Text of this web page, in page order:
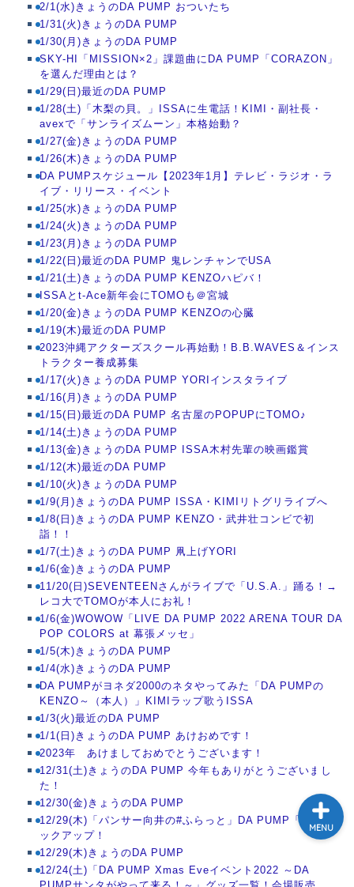
2/1(水)きょうのDA PUMP おついたち
1/31(火)きょうのDA PUMP
1/30(月)きょうのDA PUMP
SKY-HI「MISSION×2」課題曲にDA PUMP「CORAZON」
を選んだ理由とは？
1/29(日)最近のDA PUMP
1/28(土)「木梨の貝。」ISSAに生電話！KIMI・副社長・
avexで「サンライズムーン」本格始動？
1/27(金)きょうのDA PUMP
1/26(木)きょうのDA PUMP
DA PUMPスケジュール【2023年1月】テレビ・ラジオ・ラ
イブ・リリース・イベント
1/25(水)きょうのDA PUMP
1/24(火)きょうのDA PUMP
1/23(月)きょうのDA PUMP
1/22(日)最近のDA PUMP 鬼レンチャンでUSA
1/21(土)きょうのDA PUMP KENZOハピバ！
ISSAとt-Ace新年会にTOMOも＠宮城
1/20(金)きょうのDA PUMP KENZOの心臓
1/19(木)最近のDA PUMP
2023沖縄アクターズスクール再始動！B.B.WAVES＆インス
トラクター養成募集
1/17(火)きょうのDA PUMP YORIインスタライブ
1/16(月)きょうのDA PUMP
1/15(日)最近のDA PUMP 名古屋のPOPUPにTOMO♪
1/14(土)きょうのDA PUMP
1/13(金)きょうのDA PUMP ISSA木村先輩の映画鑑賞
1/12(木)最近のDA PUMP
1/10(火)きょうのDA PUMP
1/9(月)きょうのDA PUMP ISSA・KIMIリトグリライブへ
1/8(日)きょうのDA PUMP KENZO・武井壮コンビで初
詣！！
1/7(土)きょうのDA PUMP 凧上げYORI
1/6(金)きょうのDA PUMP
11/20(日)SEVENTEENさんがライブで「U.S.A.」踊る！→
レコ大でTOMOが本人にお礼！
1/6(金)WOWOW「LIVE DA PUMP 2022 ARENA TOUR DA
POP COLORS at 幕張メッセ」
1/5(木)きょうのDA PUMP
1/4(水)きょうのDA PUMP
DA PUMPがヨネダ2000のネタやってみた「DA PUMPの
KENZO～（本人）」KIMIラップ歌うISSA
1/3(火)最近のDA PUMP
1/1(日)きょうのDA PUMP あけおめです！
2023年 あけましておめでとうございます！
12/31(土)きょうのDA PUMP 今年もありがとうございまし
た！
12/30(金)きょうのDA PUMP
12/29(木)「パンサー向井の#ふらっと」DA PUMP「if…」ピ
ックアップ！
12/29(木)きょうのDA PUMP
12/24(土)「DA PUMP Xmas Eveイベント2022 ～DA
MENU
TOP
メゾン・ド・ミュージック
～DA PUMP YORIの晴れ
ばれラジオ～